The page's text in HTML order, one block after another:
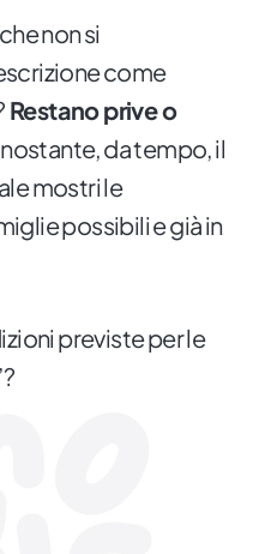
non si
come
Restano prive o
da tempo, il
mostri le
possibili e già in
previste per le